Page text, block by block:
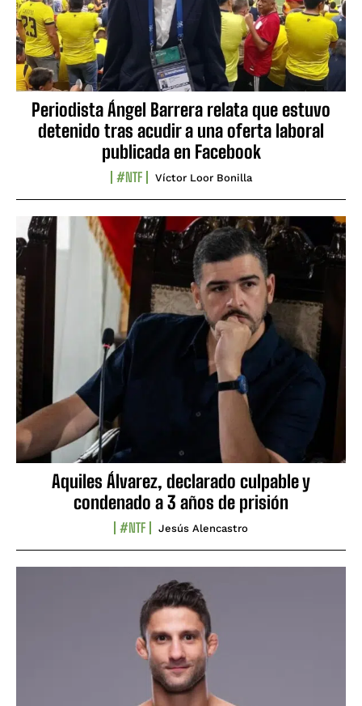
Periodista Ángel Barrera relata que estuvo
detenido tras acudir a una oferta laboral
publicada en Facebook
#NTF Víctor Loor Bonilla
Aquiles Álvarez, declarado culpable y
condenado a 3 años de prisión
#NTF Jesús Alencastro